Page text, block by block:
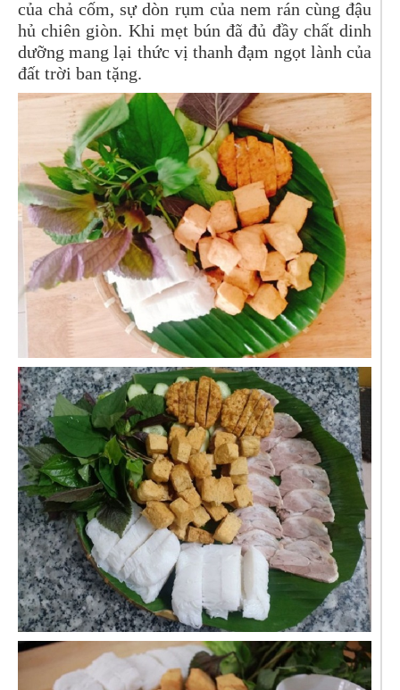
của chả cốm, sự dòn rụm của nem rán cùng đậu
hủ chiên giòn. Khi mẹt bún đã đủ đầy chất dinh
dưỡng mang lại thức vị thanh đạm ngọt lành của
đất trời ban tặng.